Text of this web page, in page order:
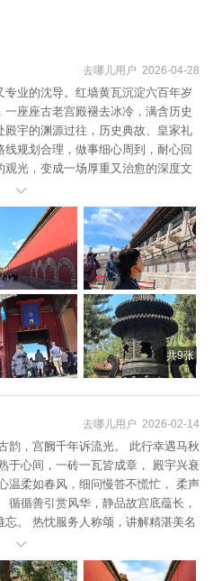
去哪儿用户 2026-04-28
业的沈导。红墙黄瓦沉淀六百年岁
一座座古老宫殿褪去冰冷，满含历史
宇的渊源过往，历史典故、皇家礼
规划合理，做事细心周到，耐心回
光，变成一场厚重又治愈的深度文
引领。

共9张
去哪儿用户 2026-02-14
韵，宫阙千年诉流光。 此行幸遇马秋
于心间，一砖一瓦皆成章， 殿宇兴衰
温柔如春风，细问慢答不慌忙， 柔声
循循善引赏风华，静品故宫底蕴长，
。 热忱服务人称颂，讲解精湛美名
